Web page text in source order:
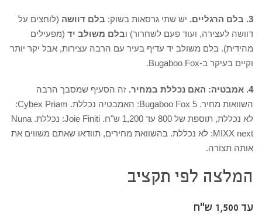
3. בלם הרגליים. יש שתי גרסאות בשוק: בלם דוושה (לוחצים על
דוושה לעצירה, ועוד פעם לשחרור) ובלם משולב יד (מפעילים
מהידית). בלם משולב יד עדיף בעיר עם הרבה עצירות, אבל יקר יותר
וקיים בעיקר ב-Bugaboo Fox.
4. אמבטיה: האם נכללת במחיר.
זה הסעיף שמסבך הרבה
השוואות מחיר. Bugaboo Fox 5: האמבטיה נכללת. Cybex Priam:
לא נכללת, תוספת של 800 עד 1,200 ש"ח. Joie Finiti: נכללת. Nuna
MIXX next: לא נכללת. בהשוואת מחירים, תוודאו שאתם משווים את
אותה תצורה.
המלצה לפי תקציב
עד 1,500 ש"ח